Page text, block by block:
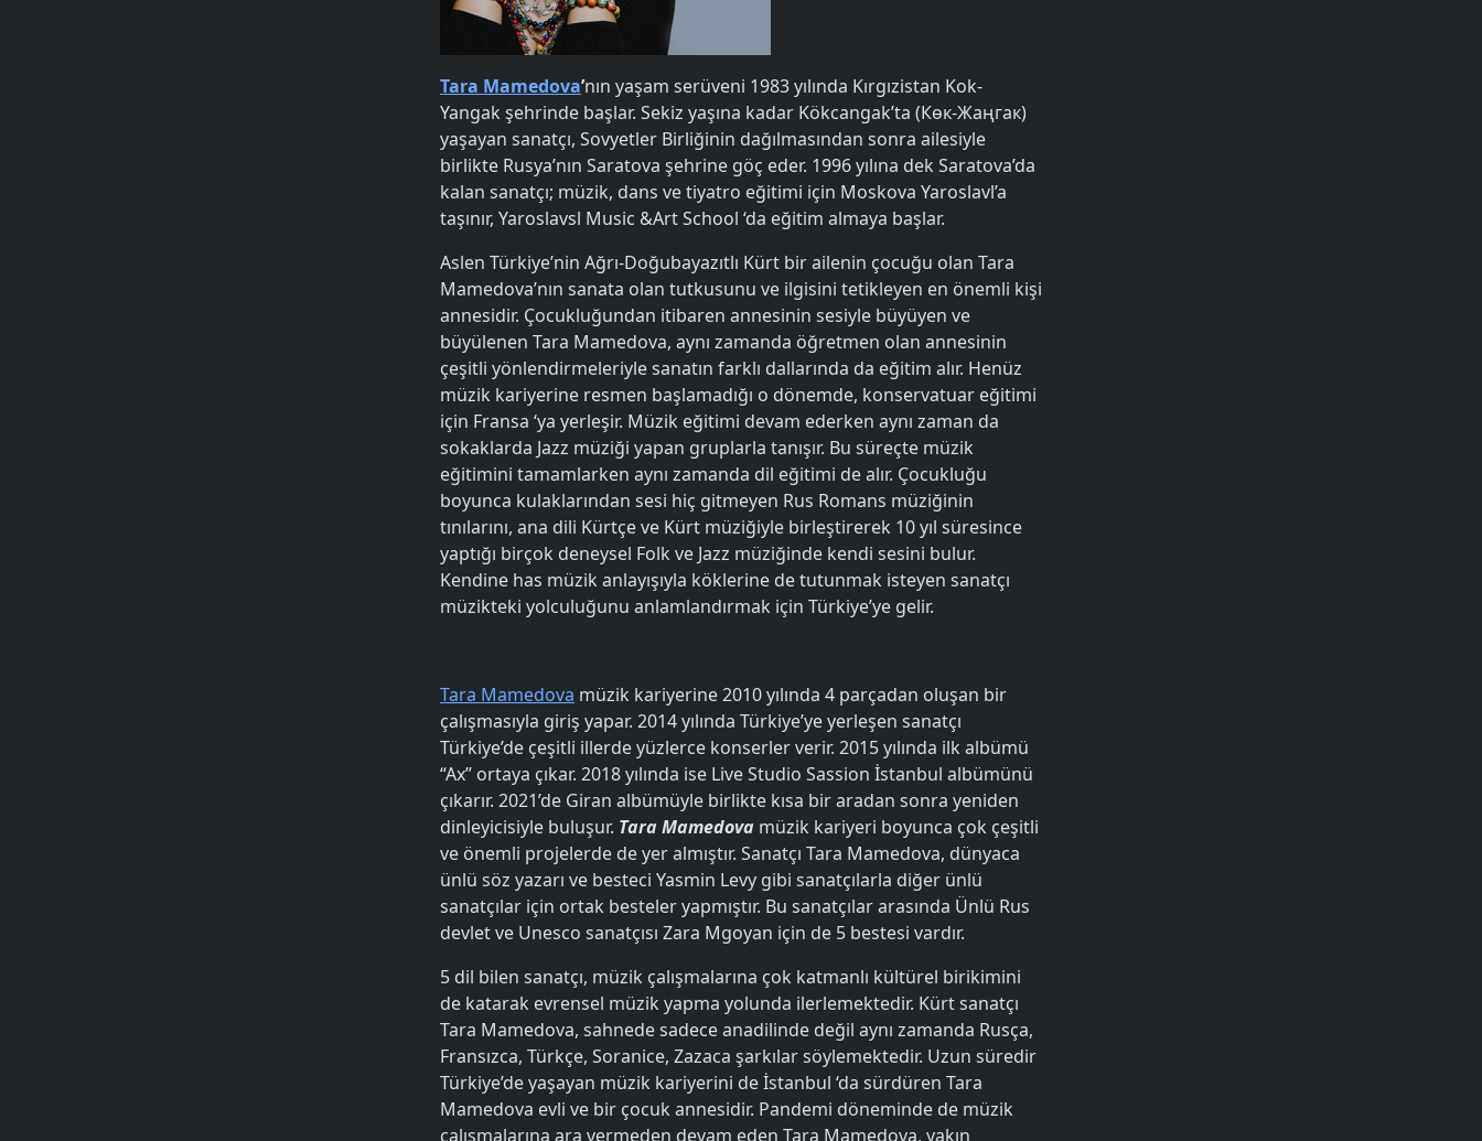
Tara Mamedova’nın yaşam serüveni 1983 yılında Kırgızistan Kok-
Yangak şehrinde başlar. Sekiz yaşına kadar Kökcangak’ta (Көк-Жаңгак)
yaşayan sanatçı, Sovyetler Birliğinin dağılmasından sonra ailesiyle
birlikte Rusya’nın Saratova şehrine göç eder. 1996 yılına dek Saratova’da
kalan sanatçı; müzik, dans ve tiyatro eğitimi için Moskova Yaroslavl’a
taşınır, Yaroslavsl Music &Art School ‘da eğitim almaya başlar.
Aslen Türkiye’nin Ağrı-Doğubayazıtlı Kürt bir ailenin çocuğu olan Tara
Mamedova’nın sanata olan tutkusunu ve ilgisini tetikleyen en önemli kişi
annesidir. Çocukluğundan itibaren annesinin sesiyle büyüyen ve
büyülenen Tara Mamedova, aynı zamanda öğretmen olan annesinin
çeşitli yönlendirmeleriyle sanatın farklı dallarında da eğitim alır. Henüz
müzik kariyerine resmen başlamadığı o dönemde, konservatuar eğitimi
için Fransa ‘ya yerleşir. Müzik eğitimi devam ederken aynı zaman da
sokaklarda Jazz müziği yapan gruplarla tanışır. Bu süreçte müzik
eğitimini tamamlarken aynı zamanda dil eğitimi de alır. Çocukluğu
boyunca kulaklarından sesi hiç gitmeyen Rus Romans müziğinin
tınılarını, ana dili Kürtçe ve Kürt müziğiyle birleştirerek 10 yıl süresince
yaptığı birçok deneysel Folk ve Jazz müziğinde kendi sesini bulur.
Kendine has müzik anlayışıyla köklerine de tutunmak isteyen sanatçı
müzikteki yolculuğunu anlamlandırmak için Türkiye’ye gelir.
Tara Mamedova müzik kariyerine 2010 yılında 4 parçadan oluşan bir
çalışmasıyla giriş yapar. 2014 yılında Türkiye’ye yerleşen sanatçı
Türkiye’de çeşitli illerde yüzlerce konserler verir. 2015 yılında ilk albümü
“Ax” ortaya çıkar. 2018 yılında ise Live Studio Sassion İstanbul albümünü
çıkarır. 2021’de Giran albümüyle birlikte kısa bir aradan sonra yeniden
dinleyicisiyle buluşur. Tara Mamedova müzik kariyeri boyunca çok çeşitli
ve önemli projelerde de yer almıştır. Sanatçı Tara Mamedova, dünyaca
ünlü söz yazarı ve besteci Yasmin Levy gibi sanatçılarla diğer ünlü
sanatçılar için ortak besteler yapmıştır. Bu sanatçılar arasında Ünlü Rus
devlet ve Unesco sanatçısı Zara Mgoyan için de 5 bestesi vardır.
5 dil bilen sanatçı, müzik çalışmalarına çok katmanlı kültürel birikimini
de katarak evrensel müzik yapma yolunda ilerlemektedir. Kürt sanatçı
Tara Mamedova, sahnede sadece anadilinde değil aynı zamanda Rusça,
Fransızca, Türkçe, Soranice, Zazaca şarkılar söylemektedir. Uzun süredir
Türkiye’de yaşayan müzik kariyerini de İstanbul ‘da sürdüren Tara
Mamedova evli ve bir çocuk annesidir. Pandemi döneminde de müzik
çalışmalarına ara vermeden devam eden Tara Mamedova, yakın